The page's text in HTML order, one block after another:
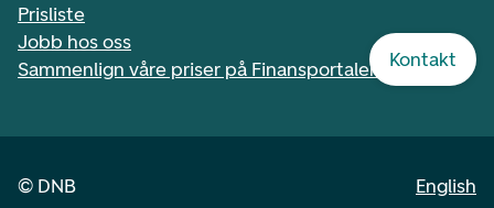
Kontakt
Prisliste
Jobb hos oss
Sammenlign våre priser på Finansportalen.no
© DNB English